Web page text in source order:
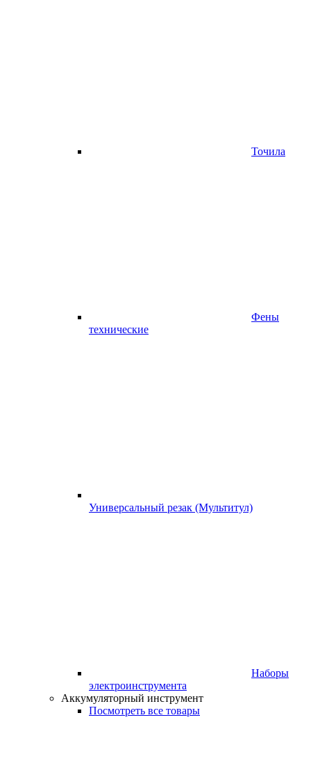
Точила
Фены
технические
Универсальный резак (Мультитул)
Наборы
электроинструмента
Аккумуляторный инструмент
Посмотреть все товары